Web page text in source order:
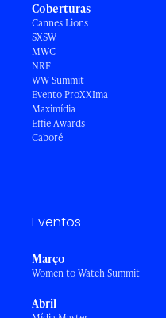
Coberturas
Cannes Lions
SXSW
MWC
NRF
WW Summit
Evento ProXXIma
Maximídia
Effie Awards
Caboré
Eventos
Março
Women to Watch Summit
Abril